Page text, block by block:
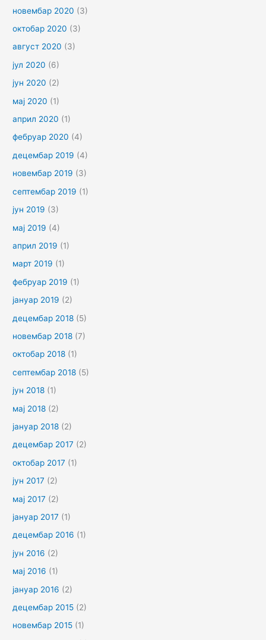
новембар 2020 (3)
октобар 2020 (3)
август 2020 (3)
јул 2020 (6)
јун 2020 (2)
мај 2020 (1)
април 2020 (1)
фебруар 2020 (4)
децембар 2019 (4)
новембар 2019 (3)
септембар 2019 (1)
јун 2019 (3)
мај 2019 (4)
април 2019 (1)
март 2019 (1)
фебруар 2019 (1)
јануар 2019 (2)
децембар 2018 (5)
новембар 2018 (7)
октобар 2018 (1)
септембар 2018 (5)
јун 2018 (1)
мај 2018 (2)
јануар 2018 (2)
децембар 2017 (2)
октобар 2017 (1)
јун 2017 (2)
мај 2017 (2)
јануар 2017 (1)
децембар 2016 (1)
јун 2016 (2)
мај 2016 (1)
јануар 2016 (2)
децембар 2015 (2)
новембар 2015 (1)